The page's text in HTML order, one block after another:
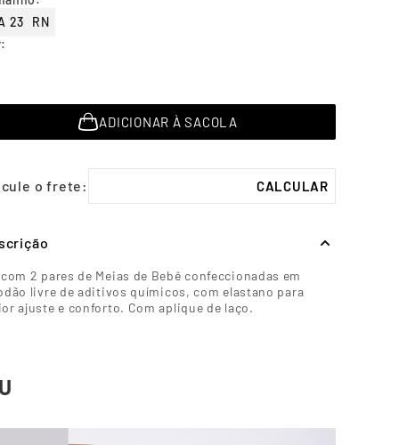
:
23
RN
ADICIONAR À SACOLA
2 pares de Meias de Bebê confeccionadas em
livre de aditivos químicos, com elastano para
ajuste e conforto. Com aplique de laço.